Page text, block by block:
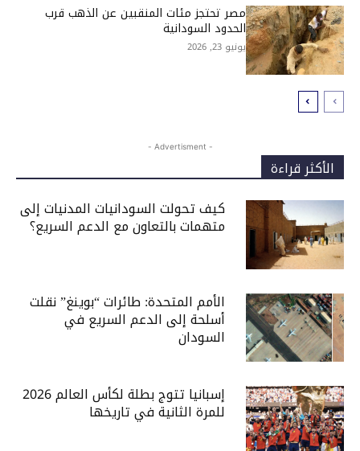
مصر تحتجز مئات المنقبين عن الذهب قرب
الحدود السودانية
يونيو 23, 2026
- Advertisment -
الأكثر قراءة
كيف تحولت السودانيات المدنيات إلى
متهمات بالتعاون مع الدعم السريع؟
الأمم المتحدة: طائرات “بوينغ” نقلت
أسلحة إلى الدعم السريع في
السودان
إسبانيا تتوج بطلة لكأس العالم 2026
للمرة الثانية في تاريخها